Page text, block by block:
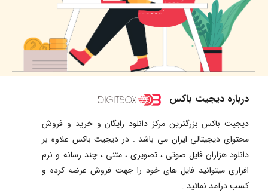
درباره دیجیت باکس
دیجیت باکس بزرگترین مرکز دانلود رایگان و خرید و فروش
محتوای دیجیتالی ایران می باشد . در دیجیت باکس علاوه بر
دانلود هزاران فایل صوتی ، تصویری ، متنی ، چند رسانه و نرم
افزاری میتوانید فایل های خود را جهت فروش عرضه کرده و
کسب درآمد نمائید .